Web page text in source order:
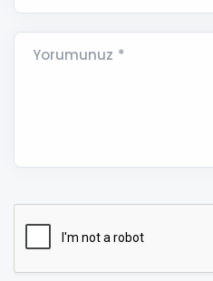
Yorumunuz *